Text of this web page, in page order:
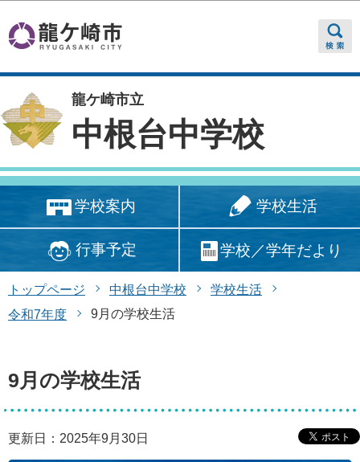
龍ケ崎市立
中根台中学校
学校案内 学校生活
行事予定 学校／学年だより
トップページ 中根台中学校
学校生活
令和7年度
9月の学校生活
9月の学校生活
更新日：2025年9月30日